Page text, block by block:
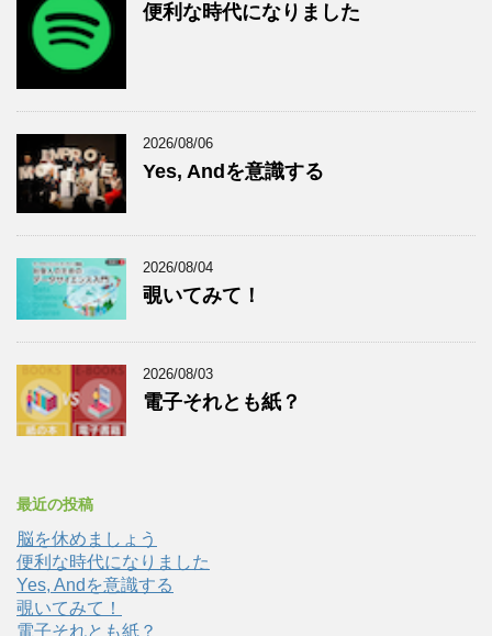
便利な時代になりました
2026/08/06
Yes, Andを意識する
2026/08/04
覗いてみて！
2026/08/03
電子それとも紙？
最近の投稿
脳を休めましょう
便利な時代になりました
Yes, Andを意識する
覗いてみて！
電子それとも紙？